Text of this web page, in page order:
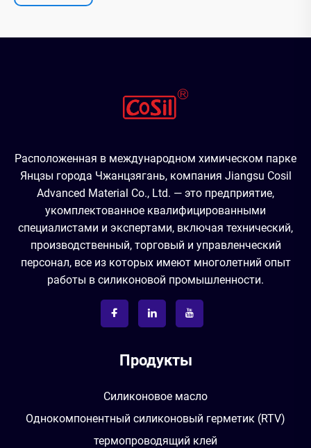
Расположенная в международном химическом парке
Янцзы города Чжанцзягань, компания Jiangsu Cosil
Advanced Material Co., Ltd. — это предприятие,
укомплектованное квалифицированными
специалистами и экспертами, включая технический,
производственный, торговый и управленческий
персонал, все из которых имеют многолетний опыт
работы в силиконовой промышленности.
Продукты
Силиконовое масло
Однокомпонентный силиконовый герметик (RTV)
термопроводящий клей